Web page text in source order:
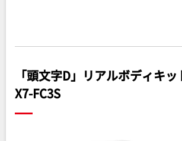
「頭文字D」リアルボディキ
X7-FC3S